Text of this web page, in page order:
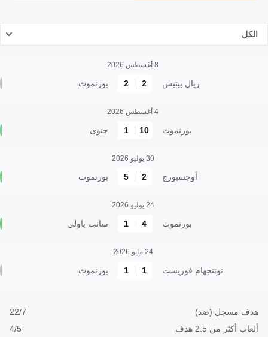
الكل
8 أغسطس 2026
ريال بيتيس 2
2 بورنموث
4 أغسطس 2026
بورنموث 10
1 جنوى
30 يوليو 2026
أوجسبورج 2
5 بورنموث
24 يوليو 2026
بورنموث 4
1 سانت باولي
24 مايو 2026
نوتنجهام فوريست 1
1 بورنموث
هدف مسجل (ضد)
22/7
ألعاب أكثر من 2.5 هدف
4/5